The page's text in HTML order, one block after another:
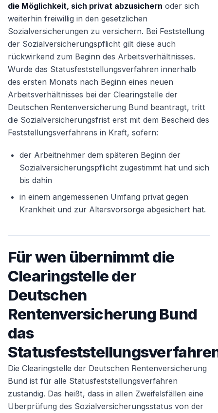
die Möglichkeit, sich privat abzusichern oder sich
weiterhin freiwillig in den gesetzlichen
Sozialversicherungen zu versichern. Bei Feststellung
der Sozialversicherungspflicht gilt diese auch
rückwirkend zum Beginn des Arbeitsverhältnisses.
Wurde das Statusfeststellungsverfahren innerhalb
des ersten Monats nach Beginn eines neuen
Arbeitsverhältnisses bei der Clearingstelle der
Deutschen Rentenversicherung Bund beantragt, tritt
die Sozialversicherungsfrist erst mit dem Bescheid des
Feststellungsverfahrens in Kraft, sofern:
der Arbeitnehmer dem späteren Beginn der
Sozialversicherungspflicht zugestimmt hat und sich
bis dahin
in einem angemessenen Umfang privat gegen
Krankheit und zur Altersvorsorge abgesichert hat.
Für wen übernimmt die
Clearingstelle der
Deutschen
Rentenversicherung Bund
das
Die Clearingstelle der Deutschen Rentenversicherung
Bund ist für alle Statusfeststellungsverfahren
zuständig. Das heißt, dass in allen Zweifelsfällen eine
Überprüfung des Sozialversicherungsstatus von der